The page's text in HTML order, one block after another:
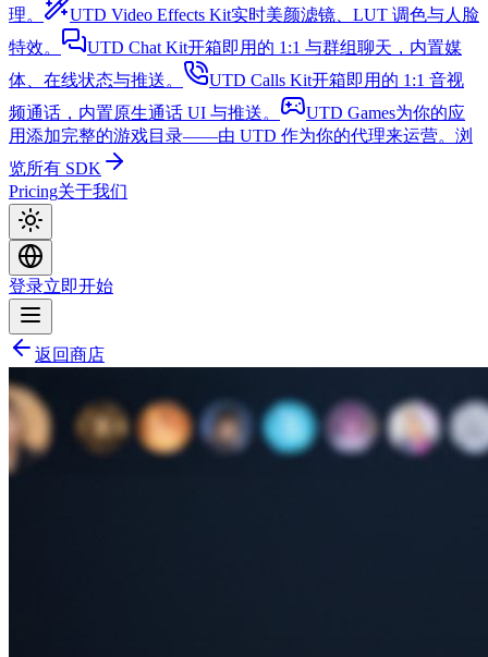
理。
UTD Video Effects Kit实时美颜滤镜、LUT 调色与人脸
特效。
UTD Chat Kit开箱即用的 1:1 与群组聊天，内置媒
体、在线状态与推送。
UTD Calls Kit开箱即用的 1:1 音视
频通话，内置原生通话 UI 与推送。
UTD Games为你的应
用添加完整的游戏目录——由 UTD 作为你的代理来运营。 浏
览所有 SDK
Pricing关于我们
登录立即开始
返回商店